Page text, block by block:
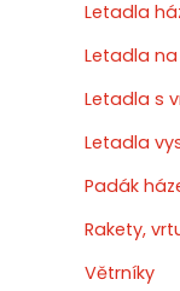
Letadla
Letadla
Letadla s
Letadla
Padák
Rakety,
Větrníky